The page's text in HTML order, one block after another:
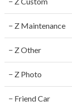
Z Maintenance
Z Other
Z Photo
Friend Car